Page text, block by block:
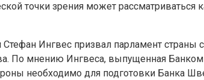
точки зрения может
Ингвес призвал парламент страны
По мнению Ингвеса, выпущенная
необходимо для подготовки Банка